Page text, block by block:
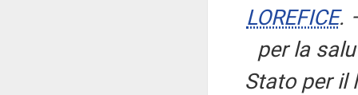
LOREFICE.
per la
Stato per il